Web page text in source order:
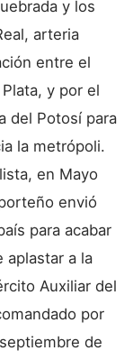
y los
arteria
entre el
y por el
del Potosí para
la metrópoli.
en Mayo
envió
para acabar
aplastar a la
Auxiliar del
por
de